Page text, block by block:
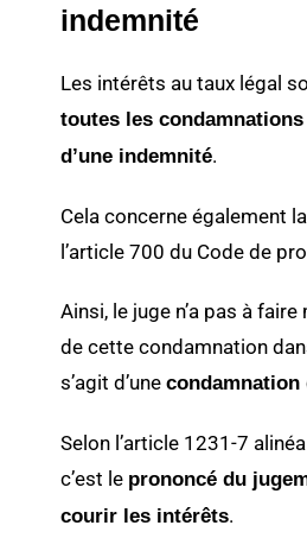
indemnité
Les intérêts au taux légal
toutes les
d’une indemnité.
Cela concerne également
l’article 700 du Code de
Ainsi, le juge n’a pas à
de cette condamnation
s’agit d’unecondamnation
Selon l’article 1231-7
c’est le prononcé du
courir les intérêts.